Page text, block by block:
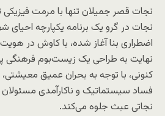
نجات قصر جمیلان تنها با مرمت
نجات در گرو یک برنامه یکپارچه احیای
اضطراری بنا آغاز شده، با کاوش در هویت
نهایت به طراحی یک زیست‌بوم فرهنگی
کنونی، با توجه به بحران‌ عمیق معیشتی،
فساد سیستماتیک و ناکارآمدی مسئولان
نجاتی عبث جلوه می‌کند.